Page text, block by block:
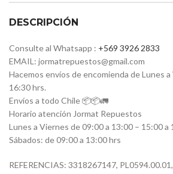
DESCRIPCIÓN
Consulte al Whatsapp : +569 3926 2833
EMAIL: jormatrepuestos@gmail.com
Hacemos envíos de encomienda de Lunes
16:30 hrs.
Envíos a todo Chile 📦📦🚛
Horario atención Jormat Repuestos
Lunes a Viernes de 09:00 a 13:00 – 15:00 a
Sábados: de 09:00 a 13:00 hrs
REFERENCIAS: 3318267147, PL0594.00.01,